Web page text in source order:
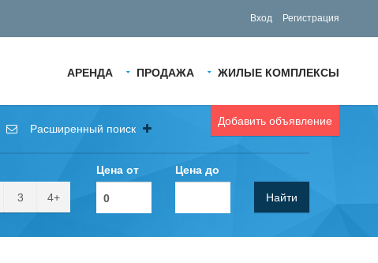
Вход Регистрация
АРЕНДА ПРОДАЖА ЖИЛЫЕ КОМПЛЕКСЫ
Добавить объявление
Расширенный поиск
3 4+
Цена от Цена до
Найти